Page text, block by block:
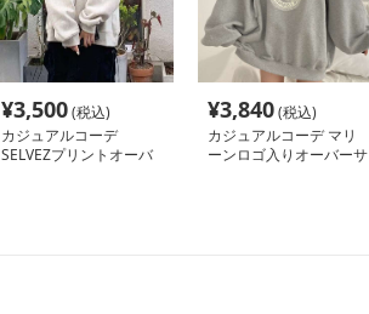
¥3,500(税込)
カジュアルコーデ
SELVEZプリントオーバ
¥3,840(税込)
カジュアルコーデ マリ
ーンロゴ入りオーバーサ